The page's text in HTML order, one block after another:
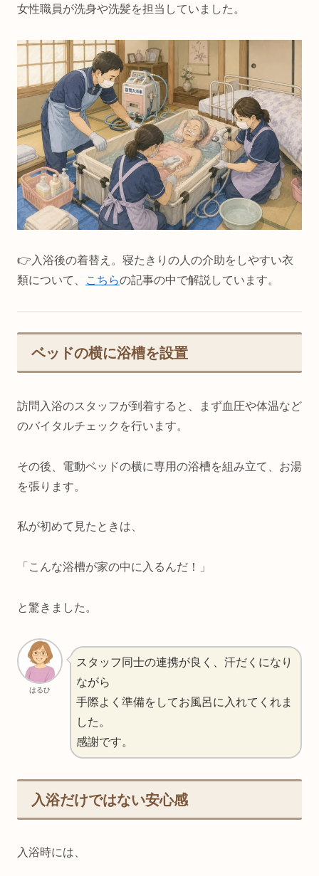
女性職員が洗身や洗髪を担当していました。
👉️入浴後の着替え。寝たきりの人の介助をしやすい衣
類について、
こちらの記事の中で解説しています。
ベッドの横に浴槽を設置
訪問入浴のスタッフが到着すると、まず血圧や体温など
のバイタルチェックを行います。
その後、電動ベッドの横に専用の浴槽を組み立て、お湯
を張ります。
私が初めて見たときは、
「こんな浴槽が家の中に入るんだ！」
と驚きました。
はるひ
スタッフ同士の連携が良く、汗だくになり
ながら
手際よく準備をしてお風呂に入れてくれま
した。
感謝です。
入浴だけではない安心感
入浴時には、